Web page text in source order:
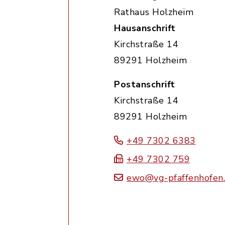
Rathaus Holzheim
Hausanschrift
Kirchstraße 14
89291 Holzheim
Postanschrift
Kirchstraße 14
89291 Holzheim
+49 7302 6383
+49 7302 759
ewo@vg-